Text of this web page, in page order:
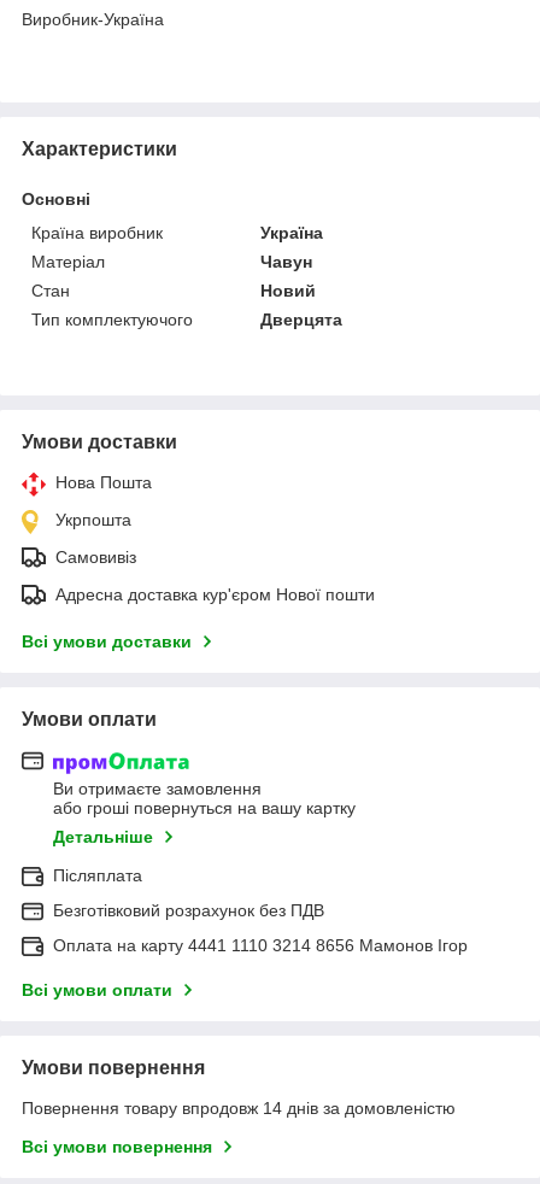
Виробник-Україна
Характеристики
Основні
Країна виробник
Україна
Матеріал
Чавун
Стан
Новий
Тип комплектуючого
Дверцята
Умови доставки
Нова Пошта
Укрпошта
Самовивіз
Адресна доставка кур'єром Нової пошти
Всі умови доставки
Умови оплати
Ви отримаєте замовлення
або гроші повернуться на вашу картку
Детальніше
Післяплата
Безготівковий розрахунок без ПДВ
Оплата на карту 4441 1110 3214 8656 Мамонов Ігор
Всі умови оплати
Умови повернення
Повернення товару впродовж 14 днів за домовленістю
Всі умови повернення